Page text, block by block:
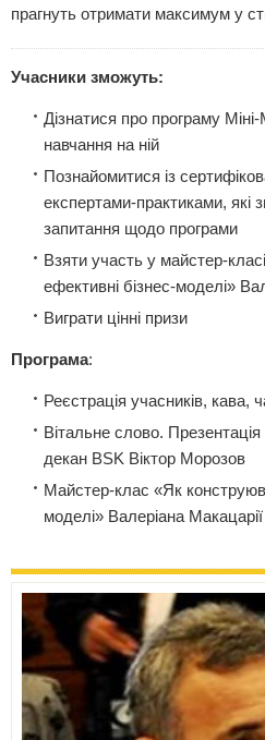
прагнуть отримати максимум у
Учасники зможуть:
Дізнатися про програму
навчання на ній
Познайомитися із
експертами-практиками, які
запитання щодо програми
Взяти участь у майстер-
ефективні бізнес-моделі»
Виграти цінні призи
Програма:
Реєстрація учасників, кава,
Вітальне слово.
декан BSK Віктор Морозов
Майстер-клас «Як
моделі» Валеріана Макацарії